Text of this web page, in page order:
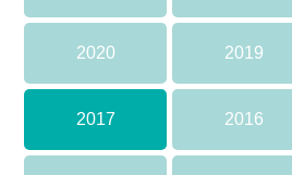
2020 2019
2017 2016